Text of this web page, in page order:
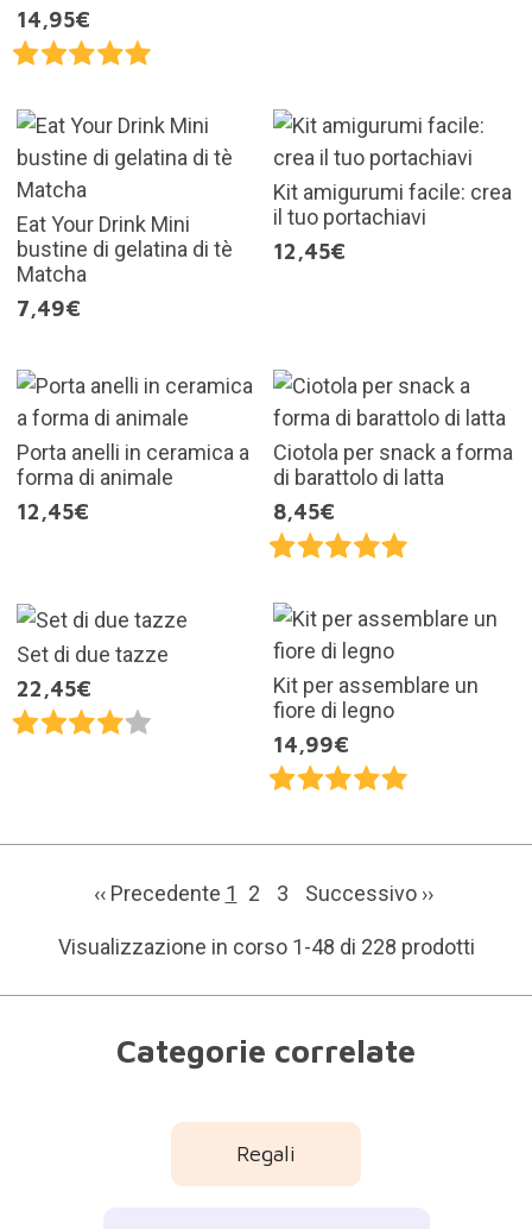
14,95€
Eat Your Drink Mini
bustine di gelatina di tè
Matcha
7,49€
Kit amigurumi facile: crea
il tuo portachiavi
12,45€
Porta anelli in ceramica a
forma di animale
12,45€
Ciotola per snack a forma
di barattolo di latta
8,45€
Set di due tazze
22,45€
Kit per assemblare un
fiore di legno
14,99€
‹‹ Precedente 1 2 3 Successivo ››
Visualizzazione in corso 1-48 di 228 prodotti
Categorie correlate
Regali